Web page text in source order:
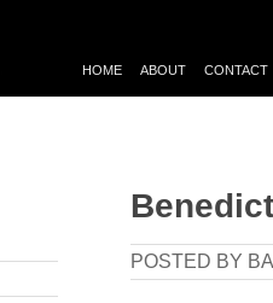
HOME ABOUT CONTACT
POSTED BY